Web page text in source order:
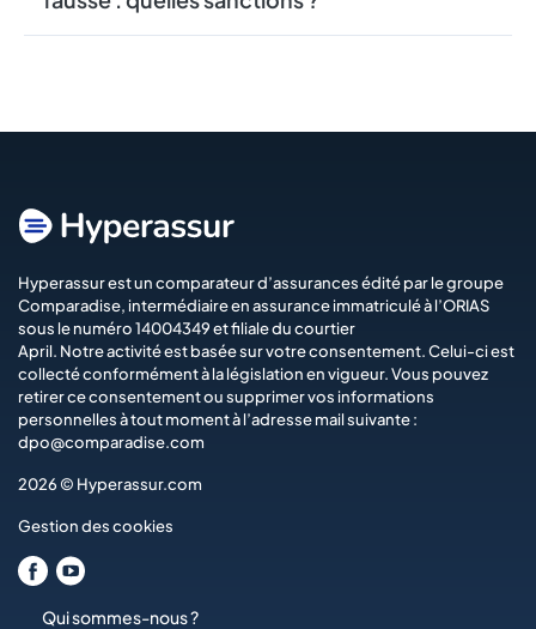
Hyperassur est un comparateur d’assurances édité par le groupe
Comparadise, intermédiaire en assurance immatriculé à l’ORIAS
sous le numéro 14004349 et filiale du courtier
April. Notre activité est basée sur votre consentement. Celui-ci est
collecté conformément à la législation en vigueur. Vous pouvez
retirer ce consentement ou supprimer vos informations
personnelles à tout moment à l’adresse mail suivante :
dpo@comparadise.com
2026 © Hyperassur.com
Gestion des cookies
Qui sommes-nous ?